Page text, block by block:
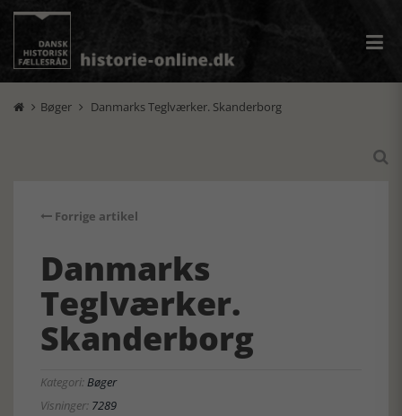
 Bøger  Danmarks Teglværker. Skanderborg

Forrige artikel
Danmarks
Teglværker.
Skanderborg
Kategori:Bøger
Visninger: 7289